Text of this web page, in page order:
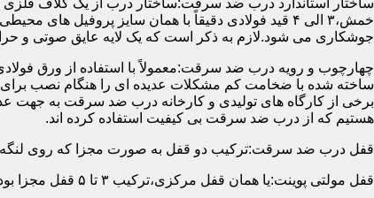
جوشکاری می شود.لازم به ذکر است که یک لایه عایق صوتی و
ساخته شده با ضخامت کم مشکلات عدیده ای را هنگام نصب برای
برخی از کارگاه های تولیدی و کارخانه درب ضد سرقت به
هستیم که از درب ضد سرقت بی کیفیت استفاده کرده اند.
قفل درب ضد سرقت:ترکیب دو قفل به صورت مجزا که روی لنگه درب نصب می
قفل مولتی پوینت:یا همان قفل مرکزی،ترکیب ۳ تا ۵ قفل مجزا بوده که توسط یک میله یا اهرم به صورت یک پارچه عمل می کنند،قفل های مولتی پوینت وارداتی در ایران معمولاً دارای ۱۴ زبانه پیستونی است.